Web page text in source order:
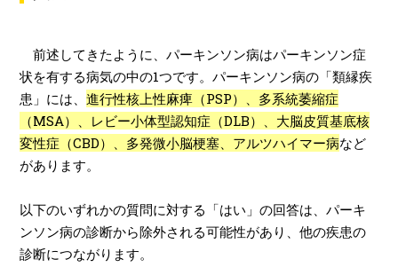
前述してきたように、パーキンソン病はパーキンソン症
状を有する病気の中の1つです。パーキンソン病の「類縁疾
患」には、進行性核上性麻痺（PSP）、多系統萎縮症
（MSA）、レビー小体型認知症（DLB）、大脳皮質基底核
変性症（CBD）、多発微小脳梗塞、アルツハイマー病など
があります。
以下のいずれかの質問に対する「はい」の回答は、パーキ
ンソン病の診断から除外される可能性があり、他の疾患の
診断につながります。